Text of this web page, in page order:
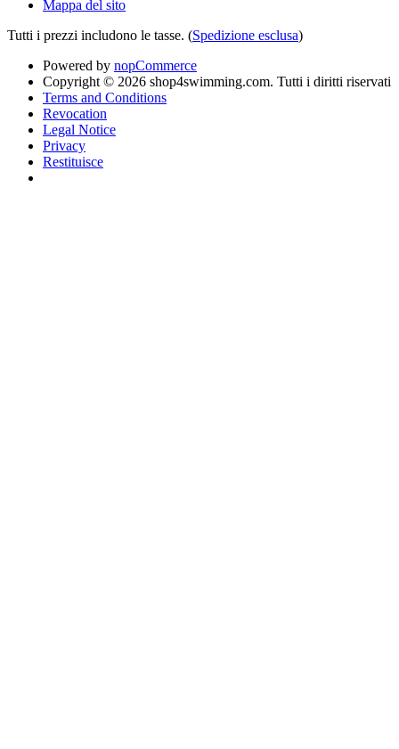
Mappa del sito
Tutti i prezzi includono le tasse. (Spedizione esclusa)
Powered by nopCommerce
Copyright © 2026 shop4swimming.com. Tutti i diritti riservati
Terms and Conditions
Revocation
Legal Notice
Privacy
Restituisce